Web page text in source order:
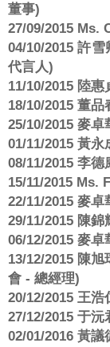
董事)
27/09/2015 Ms.
04/10/2015 許
代言人)
11/10/2015 陸
18/10/2015 董
25/10/2015 麥
01/11/2015 黃
08/11/2015 李
15/11/2015 Ms.
22/11/2015 麥
29/11/2015 陳
06/12/2015 麥
13/12/2015 陳
會 - 總經理)
20/12/2015 王
27/12/2015 于
02/01/2016 黃